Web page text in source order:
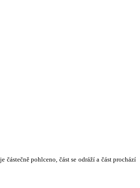
pohlceno, část se odráží a část prochází